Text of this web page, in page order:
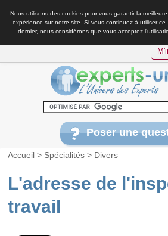
Nous utilisons des cookies pour vous garantir la meilleure
expérience sur notre site. Si vous continuez à utiliser ce
dernier, nous considérons que vous acceptez
Poser une
Accueil > Spécialités > Divers
L'adresse de
travail